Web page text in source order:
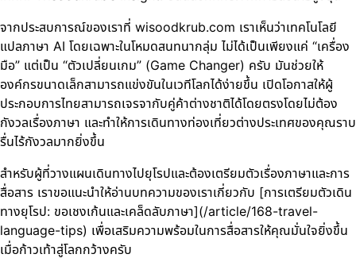
จากประสบการณ์ของเราที่ wisoodkrub.com เราเห็นว่าเทคโนโลยี
แปลภาษา AI โดยเฉพาะในโหมดสนทนากลุ่ม ไม่ได้เป็นเพียงแค่ “เครื่อง
มือ” แต่เป็น “ตัวเปลี่ยนเกม” (Game Changer) ครับ มันช่วยให้
องค์กรขนาดเล็กสามารถแข่งขันในเวทีโลกได้ง่ายขึ้น เปิดโอกาสให้ผู้
ประกอบการไทยสามารถเจรจากับคู่ค้าต่างชาติได้โดยตรงโดยไม่ต้อง
กังวลเรื่องภาษา และทำให้การเดินทางท่องเที่ยวต่างประเทศของคุณราบ
รื่นไร้กังวลมากยิ่งขึ้น
สำหรับผู้ที่วางแผนเดินทางไปยุโรปและต้องเตรียมตัวเรื่องภาษาและการ
สื่อสาร เราขอแนะนำให้อ่านบทความของเราเกี่ยวกับ [การเตรียมตัวเดิน
ทางยุโรป: ขอเชงเก้นและเคล็ดลับภาษา](/article/168-travel-
language-tips) เพื่อเสริมความพร้อมในการสื่อสารให้คุณมั่นใจยิ่งขึ้น
เมื่อก้าวเท้าสู่โลกกว้างครับ